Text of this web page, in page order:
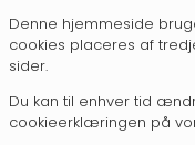
Denne hjemmeside
cookies placeres af
sider.
Du kan til enhver tid
cookieerklæringen på